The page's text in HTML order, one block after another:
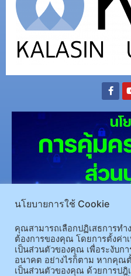
(อ.เมือง)62/1 ถ.เกษตรสมบูรณ์ ต.กาฬสินธุ์ อ.
นโยบายการใช้ Cookie
คุณสามารถเลือกปฏิเสธการท
ต้องการของคุณ โดยการตั้งค่า
เป็นส่วนตัวของคุณ เพื่อระงับก
อนาคต อย่างไรก็ตาม หากคุณ
เป็นส่วนตัวของคุณ ด้วยการปฎิ